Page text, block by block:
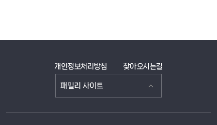
개인정보처리방침 찾아오시는길
패밀리 사이트